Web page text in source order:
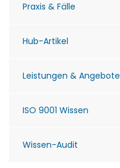
Praxis & Fälle
Hub-Artikel
Leistungen & Angebote
ISO 9001 Wissen
Wissen-Audit